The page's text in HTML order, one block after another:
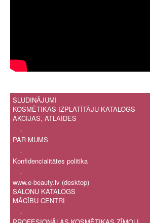
SLUDINĀJUMI
KOSMĒTIKAS IZPLATĪTĀJU KATALOGS
AKCIJAS, ATLAIDES
.
PAR MUMS
.
Konfidencialitātes politika
.
www.e-beauty.lv (desktop)
SALONU KATALOGS
MĀCĪBU CENTRI
.